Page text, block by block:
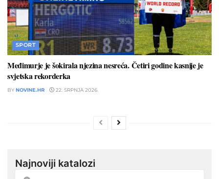
SPORT
Međimurje je šokirala njezina nesreća. Četiri godine kasnije je
svjetska rekorderka
BY NOVINE.HR 22. SRPNJA 2026.